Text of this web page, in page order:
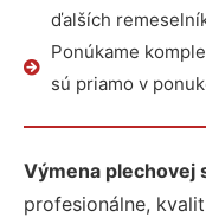
ďalších
Ponúkame
sú priamo v
Výmena plechovej
profesionálne,